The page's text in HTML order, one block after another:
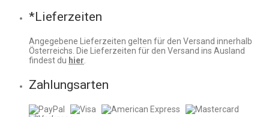
*Lieferzeiten
Angegebene Lieferzeiten gelten für den Versand innerhalb
Österreichs. Die Lieferzeiten für den Versand ins Ausland
findest du hier.
Zahlungsarten